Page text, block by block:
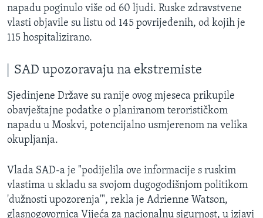
napadu poginulo više od 60 ljudi. Ruske zdravstvene
vlasti objavile su listu od 145 povrijeđenih, od kojih je
115 hospitalizirano.
SAD upozoravaju na ekstremiste
Sjedinjene Države su ranije ovog mjeseca prikupile
obavještajne podatke o planiranom terorističkom
napadu u Moskvi, potencijalno usmjerenom na velika
okupljanja.
Vlada SAD-a je "podijelila ove informacije s ruskim
vlastima u skladu sa svojom dugogodišnjom politikom
'dužnosti upozorenja'", rekla je Adrienne Watson,
glasnogovornica Vijeća za nacionalnu sigurnost, u izjavi